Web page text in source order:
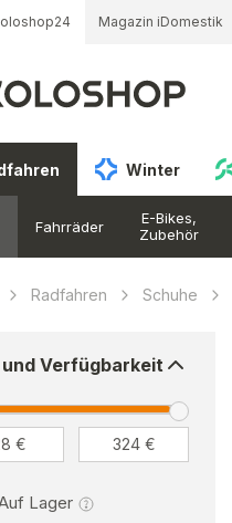
Magazin iDomestik
Winter
Fahrräder
E-Bikes,
Zubehör
Radfahren Schuhe
und Verfügbarkeit
Lager